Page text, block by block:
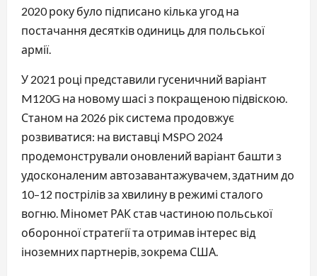
2020 року було підписано кілька угод на
постачання десятків одиниць для польської
армії.
У 2021 році представили гусеничний варіант
M120G на новому шасі з покращеною підвіскою.
Станом на 2026 рік система продовжує
розвиватися: на виставці MSPO 2024
продемонстрували оновлений варіант башти з
удосконаленим автозавантажувачем, здатним до
10–12 пострілів за хвилину в режимі сталого
вогню. Міномет РАК став частиною польської
оборонної стратегії та отримав інтерес від
іноземних партнерів, зокрема США.